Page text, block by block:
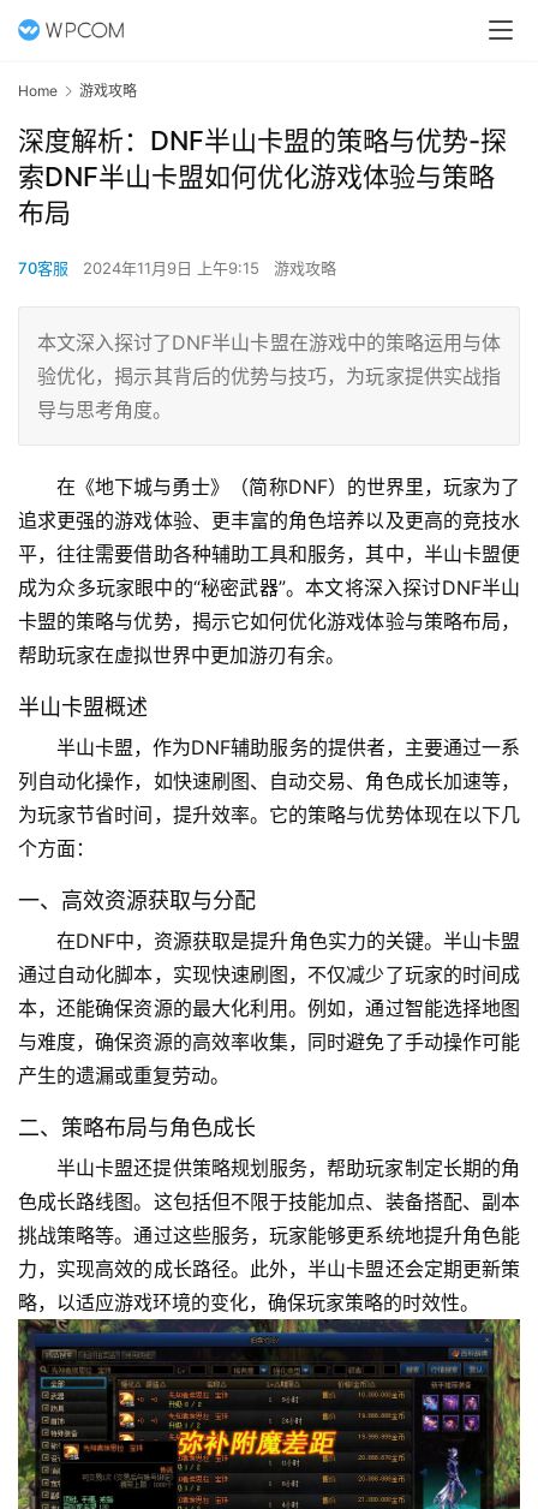
Home 游戏攻略
深度解析：DNF半山卡盟的策略与优势-探
索DNF半山卡盟如何优化游戏体验与策略
布局
70客服 2024年11月9日 上午9:15 游戏攻略
本文深入探讨了DNF半山卡盟在游戏中的策略运用与体
验优化，揭示其背后的优势与技巧，为玩家提供实战指
导与思考角度。
在《地下城与勇士》（简称DNF）的世界里，玩家为了
追求更强的游戏体验、更丰富的角色培养以及更高的竞技水
平，往往需要借助各种辅助工具和服务，其中，半山卡盟便
成为众多玩家眼中的“秘密武器”。本文将深入探讨DNF半山
卡盟的策略与优势，揭示它如何优化游戏体验与策略布局，
帮助玩家在虚拟世界中更加游刃有余。
半山卡盟概述
半山卡盟，作为DNF辅助服务的提供者，主要通过一系
列自动化操作，如快速刷图、自动交易、角色成长加速等，
为玩家节省时间，提升效率。它的策略与优势体现在以下几
个方面：
一、高效资源获取与分配
在DNF中，资源获取是提升角色实力的关键。半山卡盟
通过自动化脚本，实现快速刷图，不仅减少了玩家的时间成
本，还能确保资源的最大化利用。例如，通过智能选择地图
与难度，确保资源的高效率收集，同时避免了手动操作可能
产生的遗漏或重复劳动。
二、策略布局与角色成长
半山卡盟还提供策略规划服务，帮助玩家制定长期的角
色成长路线图。这包括但不限于技能加点、装备搭配、副本
挑战策略等。通过这些服务，玩家能够更系统地提升角色能
力，实现高效的成长路径。此外，半山卡盟还会定期更新策
略，以适应游戏环境的变化，确保玩家策略的时效性。